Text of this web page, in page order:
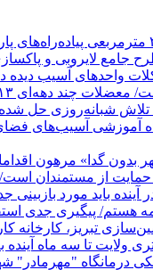
جامع لایروبی و
واحدهای آسیب دیده
تلاش شبانه‌روزی حل
آموزشی آسیب‌های
بدون گدا» مرهون
از مستمندان
آینده باید مورد بازبینی
هستم/ پیگیری جدی
تبریز، کارخانه
درمانگاه "مهرمادر"